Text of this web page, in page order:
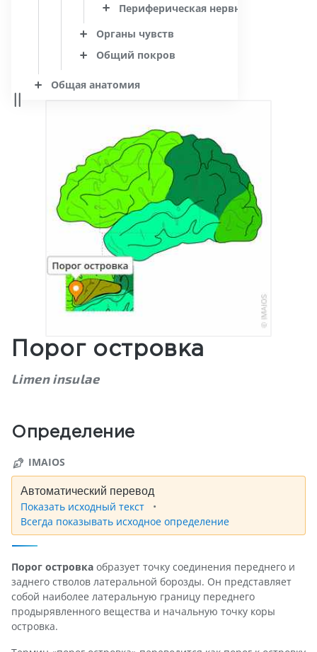
Периферическая нервная система
Органы чувств
Общий покров
Общая анатомия
Порог островка
Limen insulae
Определение
IMAIOS
Автоматический перевод
Показать исходный текст
Всегда показывать исходное определение
Порог островка образует точку соединения переднего и
заднего стволов латеральной борозды. Он представляет
собой наиболее латеральную границу переднего
продырявленного вещества и начальную точку коры
островка.